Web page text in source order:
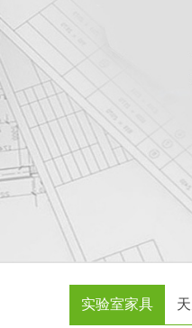
实验室家具